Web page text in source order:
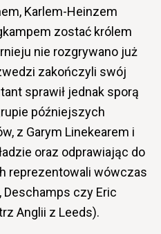
Karlem-Heinzem
zostać królem
nie rozgrywano już
zakończyli swój
sprawił jednak sporą
późniejszych
z Garym Linekearem i
oraz odprawiając do
reprezentowali wówczas
Deschamps czy Eric
Anglii z Leeds).